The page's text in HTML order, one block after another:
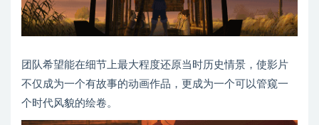
团队希望能在细节上最大程度还原当时历史情景，使影片
不仅成为一个有故事的动画作品，更成为一个可以管窥一
个时代风貌的绘卷。